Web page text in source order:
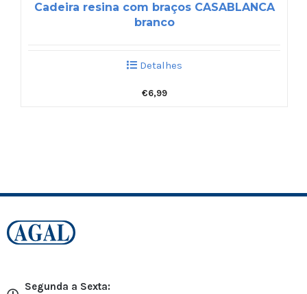
Cadeira resina com braços CASABLANCA
branco
Detalhes
€6,99
Segunda a Sexta: